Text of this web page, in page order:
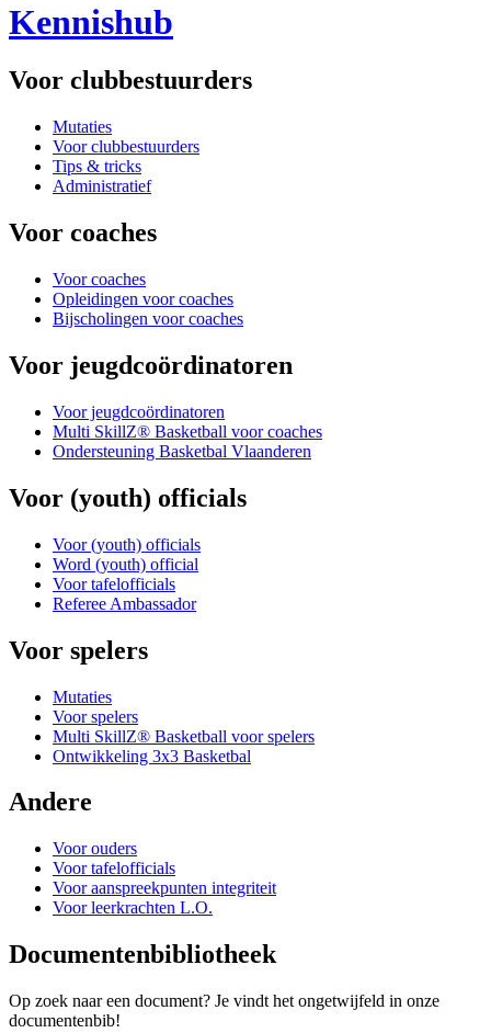
Kennishub
Voor clubbestuurders
Mutaties
Voor clubbestuurders
Tips & tricks
Administratief
Voor coaches
Voor coaches
Opleidingen voor coaches
Bijscholingen voor coaches
Voor jeugdcoördinatoren
Voor jeugdcoördinatoren
Multi SkillZ® Basketball voor coaches
Ondersteuning Basketbal Vlaanderen
Voor (youth) officials
Voor (youth) officials
Word (youth) official
Voor tafelofficials
Referee Ambassador
Voor spelers
Mutaties
Voor spelers
Multi SkillZ® Basketball voor spelers
Ontwikkeling 3x3 Basketbal
Andere
Voor ouders
Voor tafelofficials
Voor aanspreekpunten integriteit
Voor leerkrachten L.O.
Documentenbibliotheek
Op zoek naar een document? Je vindt het ongetwijfeld in onze
documentenbib!